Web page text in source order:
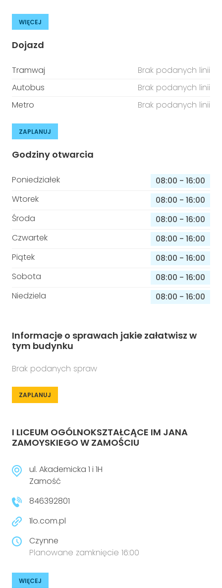
WIĘCEJ
Dojazd
Tramwaj
Brak podanych linii
Autobus
Brak podanych linii
Metro
Brak podanych linii
ZAPLANUJ
Godziny otwarcia
Poniedziałek 08:00 - 16:00
Wtorek
08:00 - 16:00
Środa
08:00 - 16:00
Czwartek
08:00 - 16:00
Piątek
08:00 - 16:00
Sobota
08:00 - 16:00
Niedziela
08:00 - 16:00
Informacje o sprawach jakie załatwisz w
tym budynku
Brak podanych spraw
ZAPLANUJ
I LICEUM OGÓLNOKSZTAŁCĄCE IM JANA
ZAMOYSKIEGO W ZAMOŚCIU
ul. Akademicka 1 i 1H
Zamość
846392801
1lo.com.pl
Czynne
Planowane zamknięcie 16:00
WIĘCEJ